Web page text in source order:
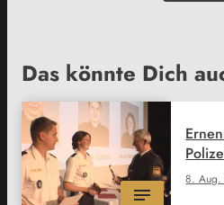
Das könnte Dich
8.